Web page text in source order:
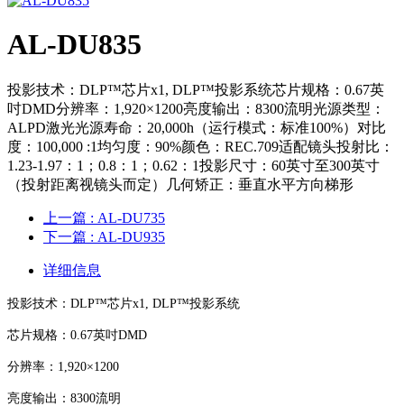
AL-DU835
投影技术：DLP™芯片x1, DLP™投影系统芯片规格：0.67英
吋DMD分辨率：1,920×1200亮度输出：8300流明光源类型：
ALPD激光光源寿命：20,000h（运行模式：标准100%）对比
度：100,000 :1均匀度：90%颜色：REC.709适配镜头投射比：
1.23-1.97：1；0.8：1；0.62：1投影尺寸：60英寸至300英寸
（投射距离视镜头而定）几何矫正：垂直水平方向梯形
上一篇 : AL-DU735
下一篇 : AL-DU935
详细信息
投影技术： DLP™芯片x1, DLP™投影系统
芯片规格： 0.67英吋DMD
分辨率： 1,920×1200
亮度输出： 8300流明